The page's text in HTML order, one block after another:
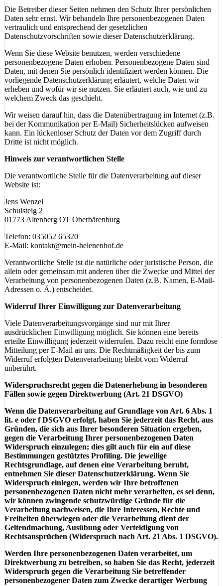
Die Betreiber dieser Seiten nehmen den Schutz Ihrer persönlichen
Daten sehr ernst. Wir behandeln Ihre personenbezogenen Daten
vertraulich und entsprechend der gesetzlichen
Datenschutzvorschriften sowie dieser Datenschutzerklärung.
Wenn Sie diese Website benutzen, werden verschiedene
personenbezogene Daten erhoben. Personenbezogene Daten sind
Daten, mit denen Sie persönlich identifiziert werden können. Die
vorliegende Datenschutzerklärung erläutert, welche Daten wir
erheben und wofür wir sie nutzen. Sie erläutert auch, wie und zu
welchem Zweck das geschieht.
Wir weisen darauf hin, dass die Datenübertragung im Internet (z.B.
bei der Kommunikation per E-Mail) Sicherheitslücken aufweisen
kann. Ein lückenloser Schutz der Daten vor dem Zugriff durch
Dritte ist nicht möglich.
Hinweis zur verantwortlichen Stelle
Die verantwortliche Stelle für die Datenverarbeitung auf dieser
Website ist:
Jens Wenzel
Schulsteig 2
01773 Altenberg OT Oberbärenburg
Telefon: 035052 65320
E-Mail: kontakt@mein-helenenhof.de
Verantwortliche Stelle ist die natürliche oder juristische Person, die
allein oder gemeinsam mit anderen über die Zwecke und Mittel der
Verarbeitung von personenbezogenen Daten (z.B. Namen, E-Mail-
Adressen o. Ä.) entscheidet.
Widerruf Ihrer Einwilligung zur Datenverarbeitung
Viele Datenverarbeitungsvorgänge sind nur mit Ihrer
ausdrücklichen Einwilligung möglich. Sie können eine bereits
erteilte Einwilligung jederzeit widerrufen. Dazu reicht eine formlose
Mitteilung per E-Mail an uns. Die Rechtmäßigkeit der bis zum
Widerruf erfolgten Datenverarbeitung bleibt vom Widerruf
unberührt.
Widerspruchsrecht gegen die Datenerhebung in besonderen
Fällen sowie gegen Direktwerbung (Art. 21 DSGVO)
Wenn die Datenverarbeitung auf Grundlage von Art. 6 Abs. 1
lit. e oder f DSGVO erfolgt, haben Sie jederzeit das Recht, aus
Gründen, die sich aus Ihrer besonderen Situation ergeben,
gegen die Verarbeitung Ihrer personenbezogenen Daten
Widerspruch einzulegen; dies gilt auch für ein auf diese
Bestimmungen gestütztes Profiling. Die jeweilige
Rechtsgrundlage, auf denen eine Verarbeitung beruht,
entnehmen Sie dieser Datenschutzerklärung. Wenn Sie
Widerspruch einlegen, werden wir Ihre betroffenen
personenbezogenen Daten nicht mehr verarbeiten, es sei denn,
wir können zwingende schutzwürdige Gründe für die
Verarbeitung nachweisen, die Ihre Interessen, Rechte und
Freiheiten überwiegen oder die Verarbeitung dient der
Geltendmachung, Ausübung oder Verteidigung von
Rechtsansprüchen (Widerspruch nach Art. 21 Abs. 1 DSGVO).
Werden Ihre personenbezogenen Daten verarbeitet, um
Direktwerbung zu betreiben, so haben Sie das Recht, jederzeit
Widerspruch gegen die Verarbeitung Sie betreffender
personenbezogener Daten zum Zwecke derartiger Werbung